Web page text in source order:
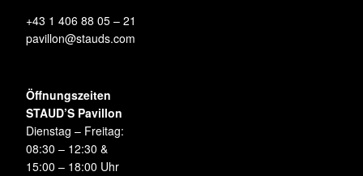
+43 1 406 88 05 – 21
pavillon@stauds.com
Öffnungszeiten
STAUD’S Pavillon
Dienstag – Freitag:
08:30 – 12:30 &
15:00 – 18:00 Uhr